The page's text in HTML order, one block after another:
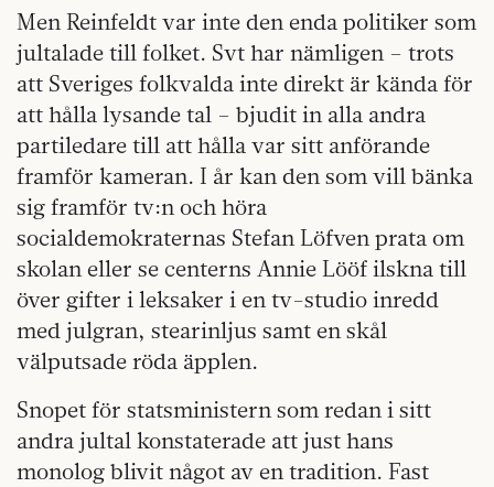
Men Reinfeldt var inte den enda politiker som
jultalade till folket. Svt har nämligen – trots
att Sveriges folkvalda inte direkt är kända för
att hålla lysande tal – bjudit in alla andra
partiledare till att hålla var sitt anförande
framför kameran. I år kan den som vill bänka
sig framför tv:n och höra
socialdemokraternas Stefan Löfven prata om
skolan eller se centerns Annie Lööf ilskna till
över gifter i leksaker i en tv-studio inredd
med julgran, stearinljus samt en skål
välputsade röda äpplen.
Snopet för statsministern som redan i sitt
andra jultal konstaterade att just hans
monolog blivit något av en tradition. Fast